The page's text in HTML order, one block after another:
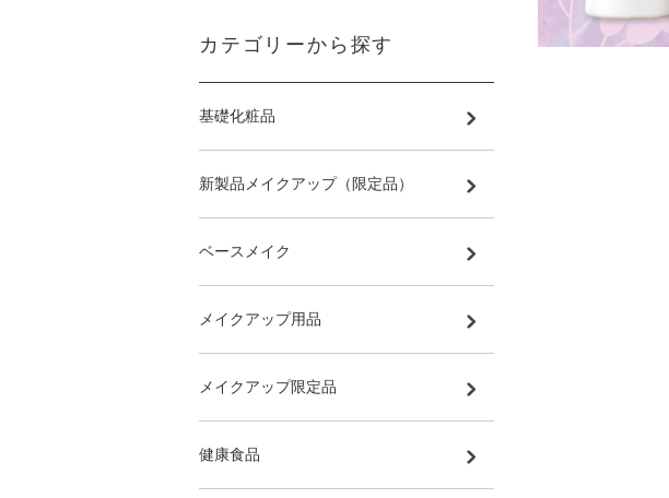
カテゴリーから探す
基礎化粧品
新製品メイクアップ（限定品）
ベースメイク
メイクアップ用品
メイクアップ限定品
健康食品